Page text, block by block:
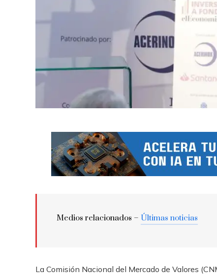
Medios relacionados – Últimas noticias
La Comisión Nacional del Mercado de Valores